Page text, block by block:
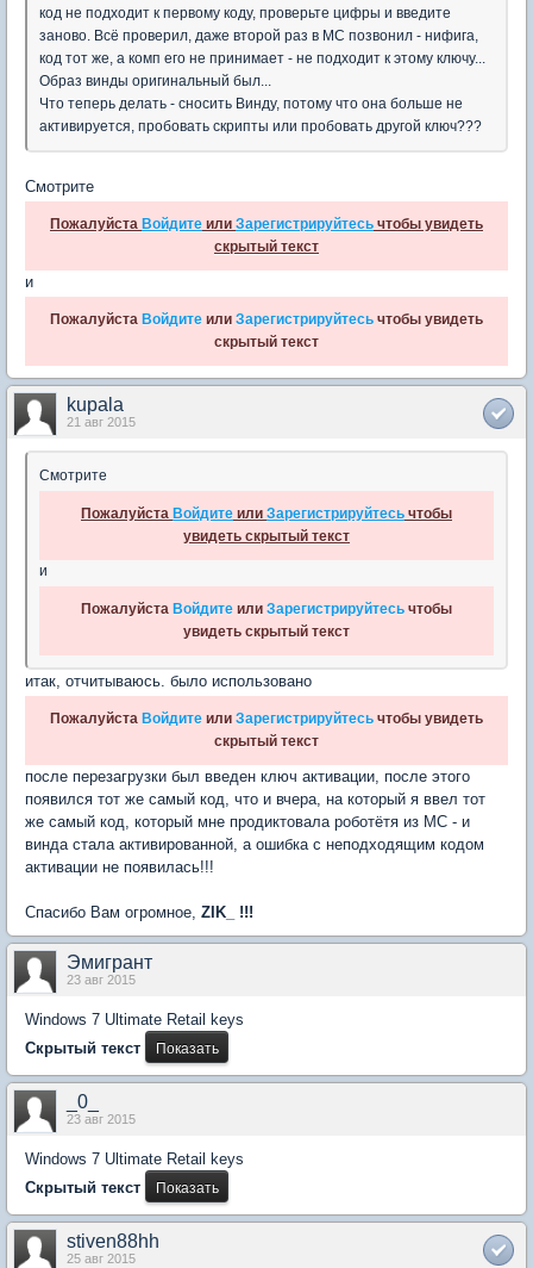
код не подходит к первому коду, проверьте цифры и введите
заново. Всё проверил, даже второй раз в МС позвонил - нифига,
код тот же, а комп его не принимает - не подходит к этому ключу...
Образ винды оригинальный был...
Что теперь делать - сносить Винду, потому что она больше не
активируется, пробовать скрипты или пробовать другой ключ???
Смотрите
Пожалуйста Войдите или Зарегистрируйтесь чтобы увидеть
скрытый текст
и
Пожалуйста Войдите или Зарегистрируйтесь чтобы увидеть
скрытый текст
kupala
21 авг 2015
Смотрите
Пожалуйста Войдите или Зарегистрируйтесь чтобы
увидеть скрытый текст
и
Пожалуйста Войдите или Зарегистрируйтесь чтобы
увидеть скрытый текст
итак, отчитываюсь. было использовано
Пожалуйста Войдите или Зарегистрируйтесь чтобы увидеть
скрытый текст
после перезагрузки был введен ключ активации, после этого
появился тот же самый код, что и вчера, на который я ввел тот
же самый код, который мне продиктовала роботётя из МС - и
винда стала активированной, а ошибка с неподходящим кодом
активации не появилась!!!
Спасибо Вам огромное, ZIK_ !!!
Эмигрант
23 авг 2015
Windows 7 Ultimate Retail keys
Скрытый текст
_0_
23 авг 2015
Windows 7 Ultimate Retail keys
Скрытый текст
stiven88hh
25 авг 2015